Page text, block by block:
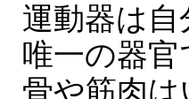
運動器は
唯一の器官
骨や筋肉